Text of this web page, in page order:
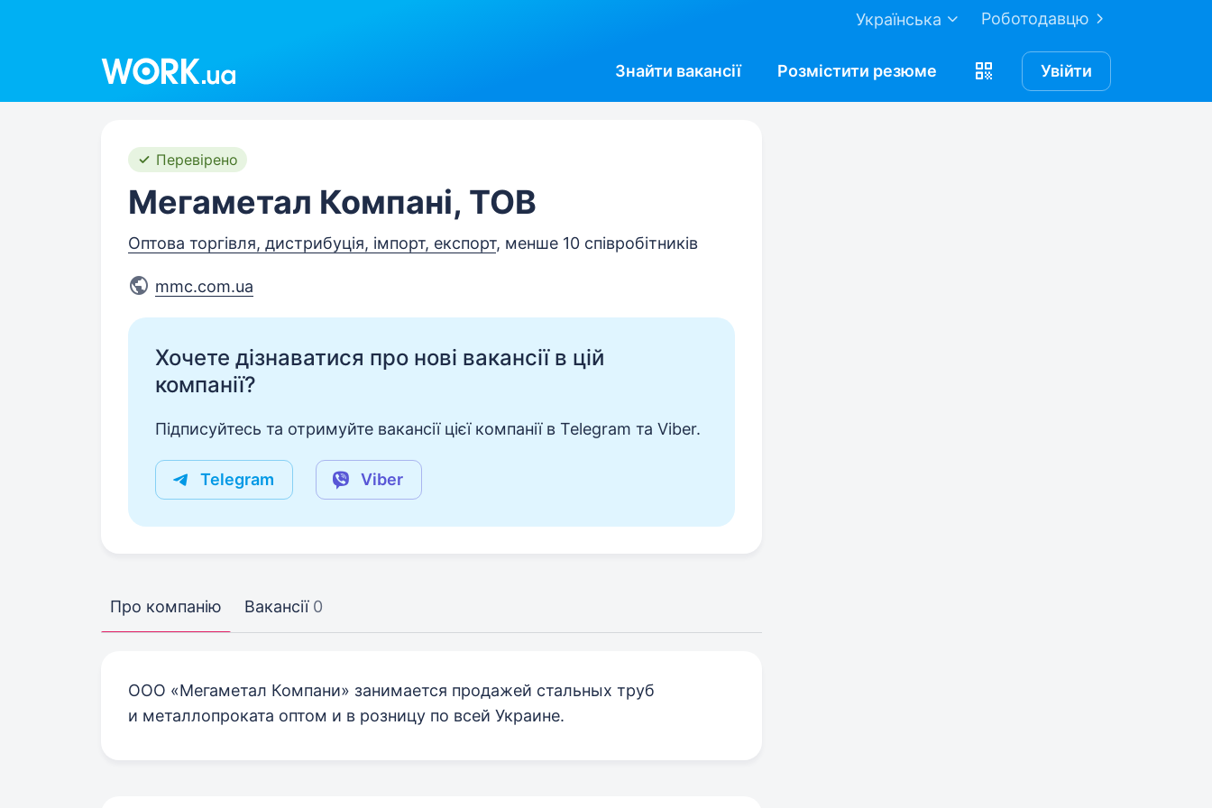
Роботодавцю
Українська
Знайти вакансії Розмістити резюме Увійти
Перевірено
Мегаметал Компані, ТОВ
Оптова торгівля, дистрибуція, імпорт, експорт, менше 10 співробітників
mmc.com.ua
Хочете дізнаватися про нові вакансії в цій
компанії?
Підписуйтесь та отримуйте вакансії цієї компанії в Telegram та Viber.
Telegram Viber
Про компанію Вакансії 0
ООО «Мегаметал Компани» занимается продажей стальных труб
и металлопроката оптом и в розницу по всей Украине.